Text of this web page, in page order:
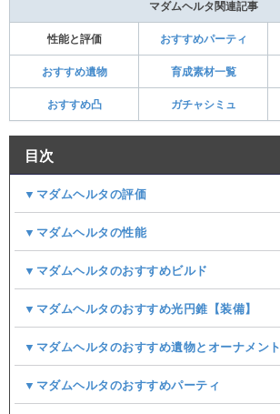
マダムヘルタ関連記事
性能と評価 おすすめパーティ
おすすめ遺物 育成素材一覧
おすすめ凸 ガチャシミュ
目次
▼マダムヘルタの評価
▼マダムヘルタの性能
▼マダムヘルタのおすすめビルド
▼マダムヘルタのおすすめ光円錐【装備】
▼マダムヘルタのおすすめ遺物とオーナメント
▼マダムヘルタのおすすめパーティ